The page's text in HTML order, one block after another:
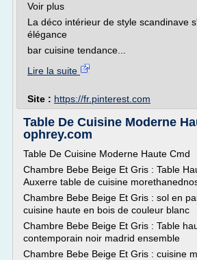
Voir plus
La déco intérieur de style scandinave
élégance
bar cuisine tendance...
Lire la suite
Site : https://fr.pinterest.com
Table De Cuisine Moderne
ophrey.com
Table De Cuisine Moderne Haute Cmd
Chambre Bebe Beige Et Gris : Table
Auxerre table de cuisine
Chambre Bebe Beige Et Gris : sol en
cuisine haute en bois de couleur blanc
Chambre Bebe Beige Et Gris : Table
contemporain noir madrid ensemble
Chambre Bebe Beige Et Gris : cuisine